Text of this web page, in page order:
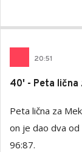
20:51
40' - Peta lična
Peta lična za
on je dao dva
96:87.